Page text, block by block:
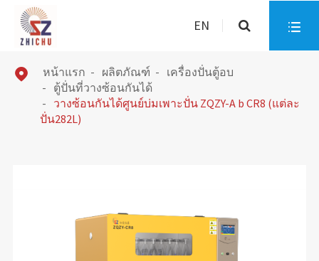
EN 
 หน้าแรก ผลิตภัณฑ์
เครื่องปั่นตู้อบ
ตู้ปั่นที่วางซ้อนกันได้
วางซ้อนกันได้ศูนย์บ่มเพาะปั่น ZQZY-A b CR8 (แต่ละ
ปั่น282L)